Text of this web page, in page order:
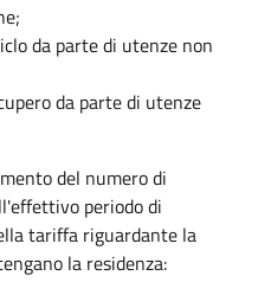
da parte di utenze non
da parte di utenze
del numero di
periodo di
tariffa riguardante la
la residenza: